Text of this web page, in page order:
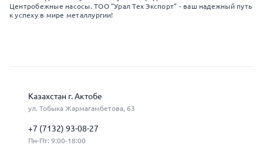
Центробежные насосы. ТОО "Урал Тех Экспорт" - ваш надежный путь
к успеху в мире металлургии!
Казахстан г. Актобе
ул. Тобыка Жармагамбетова, 63
+7 (7132) 93-08-27
Пн-Пт: 9:00-18:00